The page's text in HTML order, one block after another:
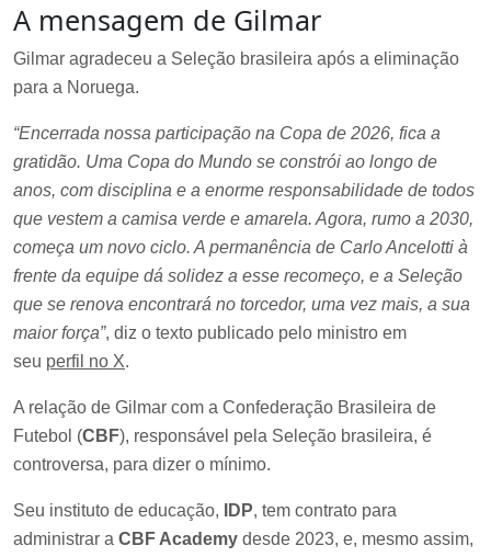
A mensagem de Gilmar
Gilmar agradeceu a Seleção brasileira após a eliminação
para a Noruega.
“Encerrada nossa participação na Copa de 2026, fica a
gratidão. Uma Copa do Mundo se constrói ao longo de
anos, com disciplina e a enorme responsabilidade de todos
que vestem a camisa verde e amarela. Agora, rumo a 2030,
começa um novo ciclo. A permanência de Carlo Ancelotti à
frente da equipe dá solidez a esse recomeço, e a Seleção
que se renova encontrará no torcedor, uma vez mais, a sua
maior força”, diz o texto publicado pelo ministro em
seu perfil no X.
A relação de Gilmar com a Confederação Brasileira de
Futebol (CBF), responsável pela Seleção brasileira, é
controversa, para dizer o mínimo.
Seu instituto de educação, IDP, tem contrato para
administrar a CBF Academy desde 2023, e, mesmo assim,